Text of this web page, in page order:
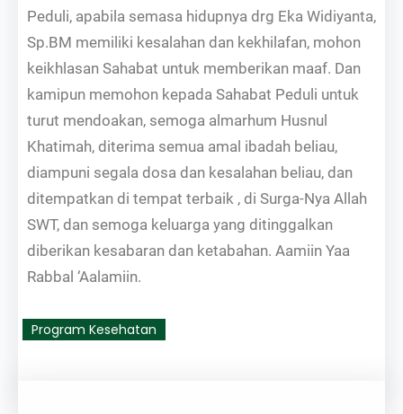
Peduli, apabila semasa hidupnya drg Eka Widiyanta,
Sp.BM memiliki kesalahan dan kekhilafan, mohon
keikhlasan Sahabat untuk memberikan maaf. Dan
kamipun memohon kepada Sahabat Peduli untuk
turut mendoakan, semoga almarhum Husnul
Khatimah, diterima semua amal ibadah beliau,
diampuni segala dosa dan kesalahan beliau, dan
ditempatkan di tempat terbaik , di Surga-Nya Allah
SWT, dan semoga keluarga yang ditinggalkan
diberikan kesabaran dan ketabahan. Aamiin Yaa
Rabbal ‘Aalamiin.
Program Kesehatan